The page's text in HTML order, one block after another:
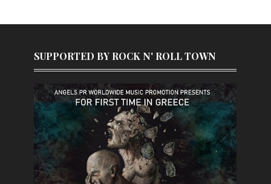
SUPPORTED BY ROCK N' ROLL TOWN